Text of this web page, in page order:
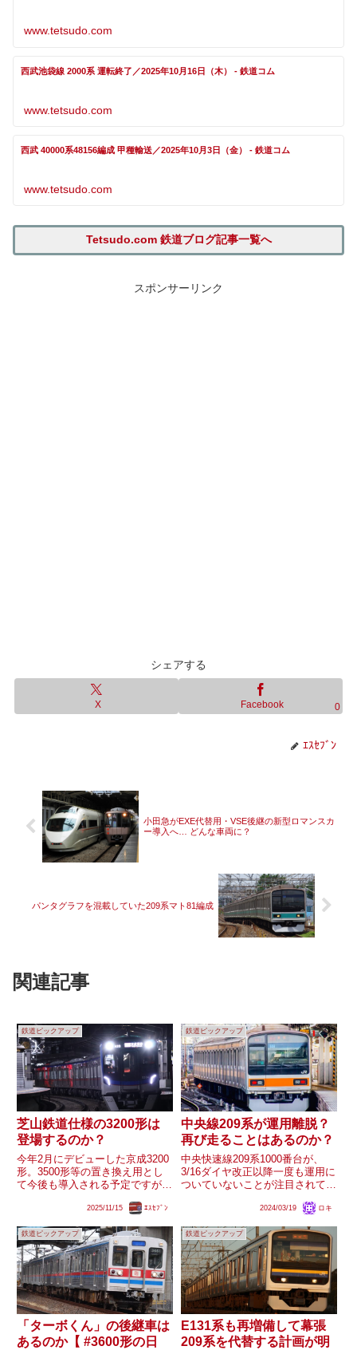
www.tetsudo.com
西武池袋線 2000系 運転終了／2025年10月16日（木） - 鉄道コム
www.tetsudo.com
西武 40000系48156編成 甲種輸送／2025年10月3日（金） - 鉄道コム
www.tetsudo.com
Tetsudo.com 鉄道ブログ記事一覧へ
スポンサーリンク
シェアする
X Facebook 0
ｴｽｾﾌﾞﾝ
小田急がEXE代替用・VSE後継の新型ロマンスカ
ー導入へ… どんな車両に？
パンタグラフを混載していた209系マト81編成
関連記事
鉄道ピックアップ
芝山鉄道仕様の3200形は
登場するのか？
今年2月にデビューした京成3200
形。3500形等の置き換え用とし
て今後も導入される予定ですが、
れている3540編成も存在しま
換えられると思われますが、日中
時間帯の芝山鉄道線は...
2025/11/15 ｴｽｾﾌﾞﾝ
鉄道ピックアップ
中央線209系が運用離脱？
再び走ることはあるのか？
中央快速線209系1000番台が、
3/16ダイヤ改正以降一度も運用に
ついていないことが注目されてい
者から「2024年秋の引退」との
引退まで既に1年を切っている状
況です。一応今年も...
2024/03/19 ロキ
鉄道ピックアップ
「ターボくん」の後継車は
あるのか【 #3600形の日
鉄道ピックアップ
E131系も再増備して幕張
209系を代替する計画が明